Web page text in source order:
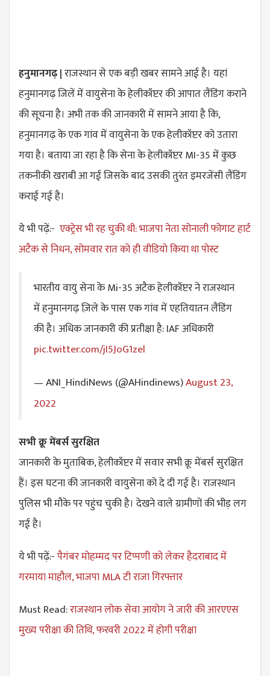
हनुमानगढ़ |राजस्थान से एक बड़ी खबर सामने आई है। यहां
हनुमानगढ़ जिलें में वायुसेना के हेलीकॉप्टर की आपात लैंडिंग कराने
की सूचना है। अभी तक की जानकारी में सामने आया है कि,
हनुमानगढ़ के एक गांव में वायुसेना के एक हेलीकॉप्टर को उतारा
गया है। बताया जा रहा है कि सेना के हेलीकॉप्टर MI-35 में कुछ
तकनीकी खराबी आ गई जिसके बाद उसकी तुरंत इमरजेंसी लैंडिंग
कराई गई है।
ये भी पढ़ें:- एक्ट्रेस भी रह चुकी थी: भाजपा नेता सोनाली फोगाट हार्ट
अटैक से निधन, सोमवार रात को ही वीडियो किया था पोस्ट
भारतीय वायु सेना के Mi-35 अटैक हेलीकॉप्टर ने राजस्थान
में हनुमानगढ़ ज़िले के पास एक गांव में एहतियातन लैंडिंग
की है। अधिक जानकारी की प्रतीक्षा है: IAF अधिकारी
pic.twitter.com/jI5JoG1zel
— ANI_HindiNews (@AHindinews)August 23,
2022
सभी क्रू मेंबर्स सुरक्षित
जानकारी के मुताबिक, हेलीकॉप्टर में सवार सभी क्रू मेंबर्स सुरक्षित
हैं। इस घटना की जानकारी वायुसेना को दे दी गई है। राजस्थान
पुलिस भी मौके पर पहुंच चुकी है। देखने वाले ग्रामीणों की भीड़ लग
गई है।
ये भी पढ़ें:-पैगंबर मोहम्मद पर टिप्पणी को लेकर हैदराबाद में
गरमाया माहौल, भाजपा MLA टी राजा गिरफ्तार
Must Read:राजस्थान लोक सेवा आयोग ने जारी ​की आरएएस
मुख्य परीक्षा की तिथि, फरवरी 2022 में होगी परीक्षा